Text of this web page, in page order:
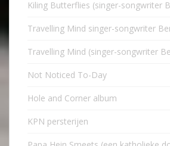
Kiling Butterflies (singer-songwriter
Travelling Mind singer-songwriter
Travelling Mind (singer-songwriter
Not Noticed To-Day
Hole and Corner album
KPN persterijen